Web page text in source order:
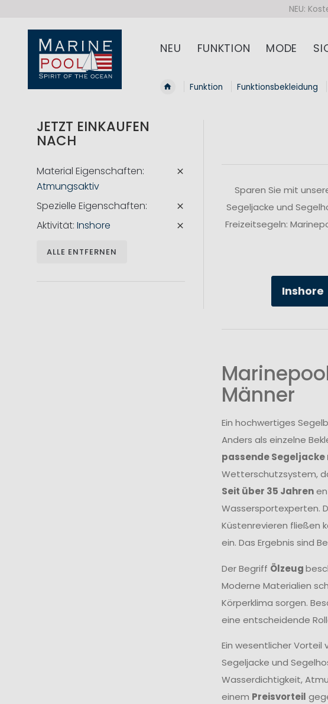
NEU:
NEU FUNKTION MODE
Funktion Funktionsbekleidung
Sparen Sie mit
Segeljacke und
Freizeitsegeln:
Inshore
Männer
Ein hochwertiges
Anders als einzelne
passende
Wetterschutzsystem,
Seit über 35 Jahren
Wassersportexperten.
Küstenrevieren fließen
ein. Das Ergebnis sind
Der Begriff Ölzeug
Moderne Materialien
Körperklima sorgen.
eine entscheidende
Ein wesentlicher
Segeljacke und
Wasserdichtigkeit,
einem Preisvorteil
JETZT EINKAUFEN
NACH
Material Eigenschaften
Atmungsaktiv
Spezielle Eigenschaften
Aktivität Inshore
ALLE ENTFERNEN